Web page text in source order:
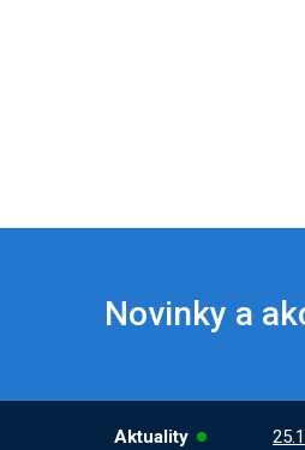
Novinky a
Aktuality